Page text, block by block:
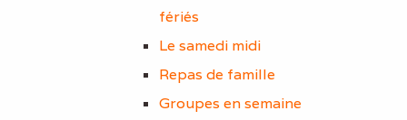
fériés
Le samedi midi
Repas de famille
Groupes en semaine